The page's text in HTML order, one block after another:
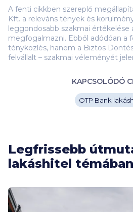
A fenti cikkben szereplő
Kft. a releváns tények és
leggondosabb szakmai értékelése
megfogalmazni. Ebből adódóan a
tényközlés, hanem a Biztos
felvállalt – szakmai véleményét
KAPCSOLÓDÓ
OTP Bank
Legfrissebb
lakáshitel témában